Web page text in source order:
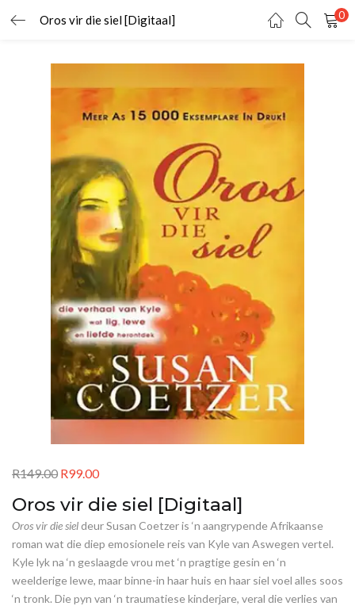
Oros vir die siel [Digitaal] 0
TEKEN IN REGISTREER
Onthou my
Teken In
Wagwoord vergeet?
Oros vir die siel [Digitaal]
R149.00 R99.00
Oros vir die sieldeur Susan Coetzer is ‘n aangrypende Afrikaanse
roman wat die diep emosionele reis van Kyle van Aswegen vertel.
Kyle lyk na ‘n geslaagde vrou met ‘n pragtige gesin en ‘n
weelderige lewe, maar binne-in haar huis en haar siel voel alles soos
‘n tronk. Die pyn van ‘n traumatiese kinderjare, veral die verlies van